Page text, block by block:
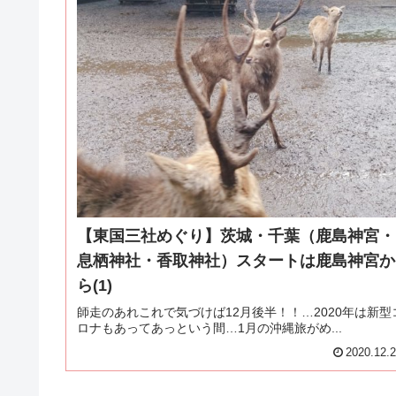
【東国三社めぐり】茨城・千葉（鹿島神宮・
息栖神社・香取神社）スタートは鹿島神宮か
ら(1)
師走のあれこれで気づけば12月後半！！…2020年は新型
ロナもあってあっという間…1月の沖縄旅がめ...